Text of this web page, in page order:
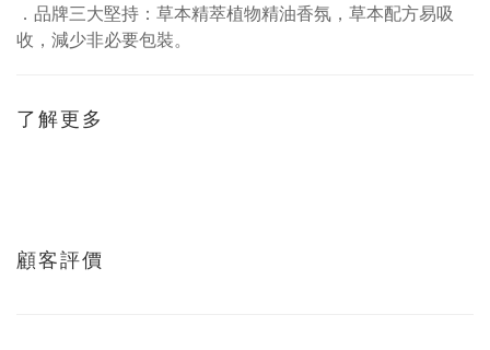
．品牌三大堅持：草本精萃植物精油香氛，草本配方易吸
收，減少非必要包裝。
了解更多
顧客評價